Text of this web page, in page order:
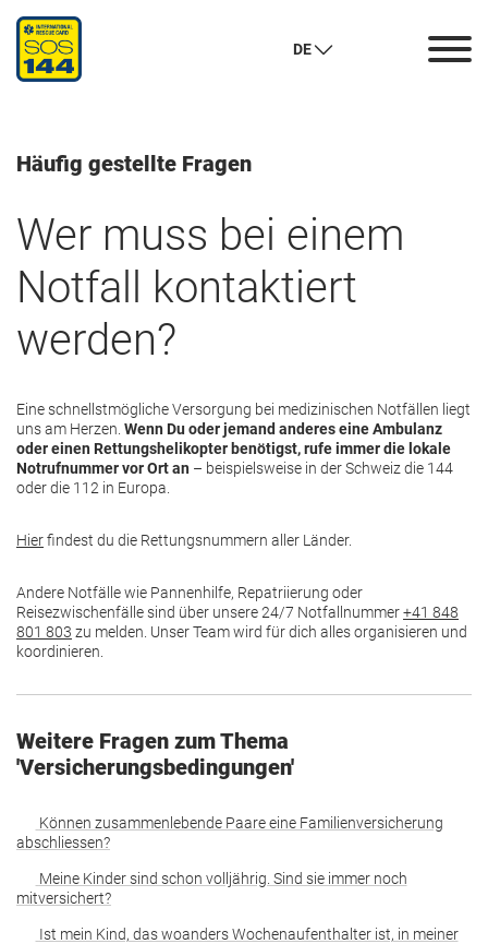
DE
Häufig gestellte Fragen
Wer muss bei einem
Notfall kontaktiert
werden?
Eine schnellstmögliche Versorgung bei medizinischen Notfällen liegt
uns am Herzen. Wenn Du oder jemand anderes eine Ambulanz
oder einen Rettungshelikopter benötigst, rufe immer die lokale
Notrufnummer vor Ort an – beispielsweise in der Schweiz die 144
oder die 112 in Europa.
Hierfindest du die Rettungsnummern aller Länder.
Andere Notfälle wie Pannenhilfe, Repatriierung oder
Reisezwischenfälle sind über unsere 24/7 Notfallnummer+41 848
801 803 zu melden. Unser Team wird für dich alles organisieren und
koordinieren.
Weitere Fragen zum Thema
'Versicherungsbedingungen'
Können zusammenlebende Paare eine Familienversicherung
abschliessen?
Meine Kinder sind schon volljährig. Sind sie immer noch
mitversichert?
Ist mein Kind, das woanders Wochenaufenthalter ist, in meiner